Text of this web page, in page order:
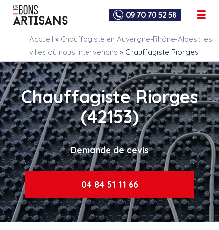
09 70 70 52 58
Accueil » Chauffagiste en Auvergne-Rhône-Alpes : les
villes où nous intervenons » Chauffagiste Riorges
Chauffagiste Riorges
(42153)
Demande de devis
04 84 51 11 66